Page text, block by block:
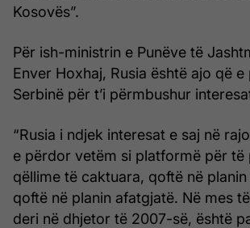
Kosovës”.
Për ish-ministrin e Punëve të
Enver Hoxhaj, Rusia është ajo që
Serbinë për t’i përmbushur
“Rusia i ndjek interesat e saj në
e përdor vetëm si platformë për të
qëllime të caktuara, qoftë në
qoftë në planin afatgjatë. Në mes
deri në dhjetor të 2007-së, është